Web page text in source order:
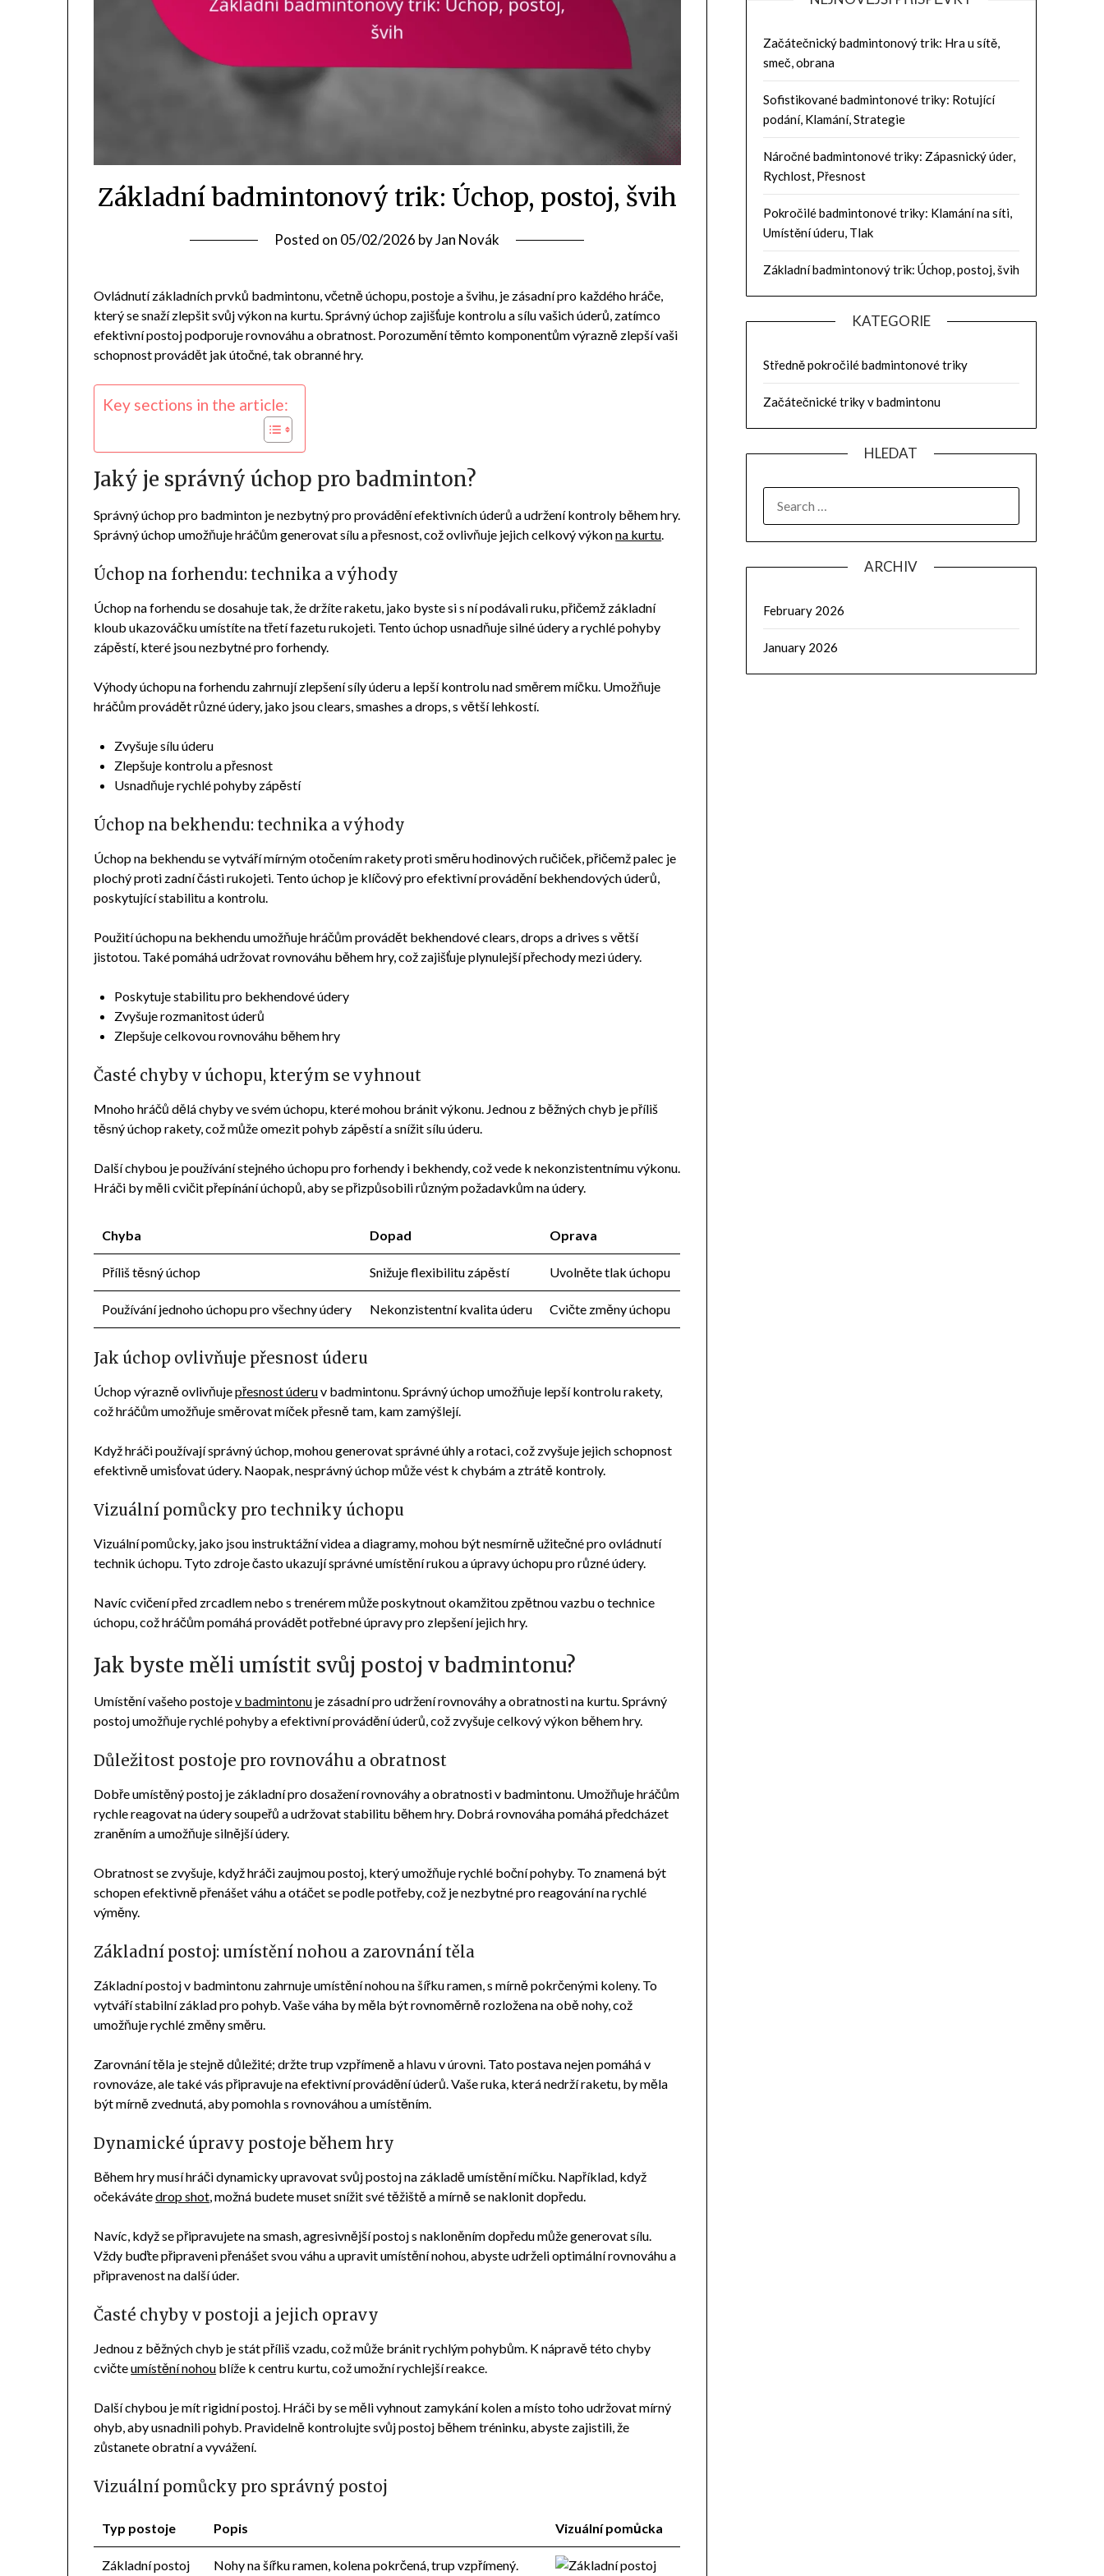
Základní badmintonový trik: Úchop, postoj, švih
Posted on 05/02/2026 byJan Novák
Ovládnutí základních prvků badmintonu, včetně úchopu, postoje a švihu, je zásadní pro každého hráče,
který se snaží zlepšit svůj výkon na kurtu. Správný úchop zajišťuje kontrolu a sílu vašich úderů, zatímco
efektivní postoj podporuje rovnováhu a obratnost. Porozumění těmto komponentům výrazně zlepší vaši
schopnost provádět jak útočné, tak obranné hry.
Key sections in the article:
Jaký je správný úchop pro badminton?
Správný úchop pro badminton je nezbytný pro provádění efektivních úderů a udržení kontroly během hry.
Správný úchop umožňuje hráčům generovat sílu a přesnost, což ovlivňuje jejich celkový výkonna kurtu
Úchop na forhendu: technika a výhody
Úchop na forhendu se dosahuje tak, že držíte raketu, jako byste si s ní podávali ruku, přičemž základní
kloub ukazováčku umístíte na třetí fazetu rukojeti. Tento úchop usnadňuje silné údery a rychlé pohyby
zápěstí, které jsou nezbytné pro forhendy.
Výhody úchopu na forhendu zahrnují zlepšení síly úderu a lepší kontrolu nad směrem míčku. Umožňuje
hráčům provádět různé údery, jako jsou clears, smashes a drops, s větší lehkostí.
Zvyšuje sílu úderu
Zlepšuje kontrolu a přesnost
Usnadňuje rychlé pohyby zápěstí
Úchop na bekhendu: technika a výhody
Úchop na bekhendu se vytváří mírným otočením rakety proti směru hodinových ručiček, přičemž palec je
plochý proti zadní části rukojeti. Tento úchop je klíčový pro efektivní provádění bekhendových úderů,
poskytující stabilitu a kontrolu.
Použití úchopu na bekhendu umožňuje hráčům provádět bekhendové clears, drops a drives s větší
jistotou. Také pomáhá udržovat rovnováhu během hry, což zajišťuje plynulejší přechody mezi údery.
Poskytuje stabilitu pro bekhendové údery
Zvyšuje rozmanitost úderů
Zlepšuje celkovou rovnováhu během hry
Časté chyby v úchopu, kterým se vyhnout
Mnoho hráčů dělá chyby ve svém úchopu, které mohou bránit výkonu. Jednou z běžných chyb je příliš
těsný úchop rakety, což může omezit pohyb zápěstí a snížit sílu úderu.
Další chybou je používání stejného úchopu pro forhendy i bekhendy, což vede k nekonzistentnímu výkonu.
Hráči by měli cvičit přepínání úchopů, aby se přizpůsobili různým požadavkům na údery.
Chyba Dopad Oprava
Příliš těsný úchop Snižuje flexibilitu zápěstí Uvolněte tlak úchopu
Používání jednoho úchopu pro všechny údery Nekonzistentní kvalita úderu Cvičte změny úchopu
Jak úchop ovlivňuje přesnost úderu
Úchop výrazně ovlivňujepřesnost úderuv badmintonu. Správný úchop umožňuje lepší kontrolu rakety,
což hráčům umožňuje směrovat míček přesně tam, kam zamýšlejí.
Když hráči používají správný úchop, mohou generovat správné úhly a rotaci, což zvyšuje jejich schopnost
efektivně umisťovat údery. Naopak, nesprávný úchop může vést k chybám a ztrátě kontroly.
Vizuální pomůcky pro techniky úchopu
Vizuální pomůcky, jako jsou instruktážní videa a diagramy, mohou být nesmírně užitečné pro ovládnutí
technik úchopu. Tyto zdroje často ukazují správné umístění rukou a úpravy úchopu pro různé údery.
Navíc cvičení před zrcadlem nebo s trenérem může poskytnout okamžitou zpětnou vazbu o technice
úchopu, což hráčům pomáhá provádět potřebné úpravy pro zlepšení jejich hry.
Jak byste měli umístit svůj postoj v badmintonu?
Umístění vašeho postojev badmintonu je zásadní pro udržení rovnováhy a obratnosti na kurtu. Správný
postoj umožňuje rychlé pohyby a efektivní provádění úderů, což zvyšuje celkový výkon během hry.
Důležitost postoje pro rovnováhu a obratnost
Dobře umístěný postoj je základní pro dosažení rovnováhy a obratnosti v badmintonu. Umožňuje hráčům
rychle reagovat na údery soupeřů a udržovat stabilitu během hry. Dobrá rovnováha pomáhá předcházet
zraněním a umožňuje silnější údery.
Obratnost se zvyšuje, když hráči zaujmou postoj, který umožňuje rychlé boční pohyby. To znamená být
schopen efektivně přenášet váhu a otáčet se podle potřeby, což je nezbytné pro reagování na rychlé
výměny.
Základní postoj: umístění nohou a zarovnání těla
Základní postoj v badmintonu zahrnuje umístění nohou na šířku ramen, s mírně pokrčenými koleny. To
vytváří stabilní základ pro pohyb. Vaše váha by měla být rovnoměrně rozložena na obě nohy, což
umožňuje rychlé změny směru.
Zarovnání těla je stejně důležité; držte trup vzpřímeně a hlavu v úrovni. Tato postava nejen pomáhá v
rovnováze, ale také vás připravuje na efektivní provádění úderů. Vaše ruka, která nedrží raketu, by měla
být mírně zvednutá, aby pomohla s rovnováhou a umístěním.
Dynamické úpravy postoje během hry
Během hry musí hráči dynamicky upravovat svůj postoj na základě umístění míčku. Například, když
očekávátedrop shot , možná budete muset snížit své těžiště a mírně se naklonit dopředu.
Navíc, když se připravujete na smash, agresivnější postoj s nakloněním dopředu může generovat sílu.
Vždy buďte připraveni přenášet svou váhu a upravit umístění nohou, abyste udrželi optimální rovnováhu a
připravenost na další úder.
Časté chyby v postoji a jejich opravy
Jednou z běžných chyb je stát příliš vzadu, což může bránit rychlým pohybům. K nápravě této chyby
cvičteumístění nohou blíže k centru kurtu, což umožní rychlejší reakce.
Další chybou je mít rigidní postoj. Hráči by se měli vyhnout zamykání kolen a místo toho udržovat mírný
ohyb, aby usnadnili pohyb. Pravidelně kontrolujte svůj postoj během tréninku, abyste zajistili, že
zůstanete obratní a vyvážení.
Vizuální pomůcky pro správný postoj
Typ postoje Popis Vizuální pomůcka
Základní postoj Nohy na šířku ramen, kolena pokrčená, trup vzpřímený.
Začátečnický badmintonový trik: Hra u sítě,
smeč, obrana
Sofistikované badmintonové triky: Rotující
podání, Klamání, Strategie
Náročné badmintonové triky: Zápasnický úder,
Rychlost, Přesnost
Pokročilé badmintonové triky: Klamání na síti,
Umístění úderu, Tlak
Základní badmintonový trik: Úchop, postoj, švih
KATEGORIE
Středně pokročilé badmintonové triky
Začátečnické triky v badmintonu
HLEDAT
FOR:
ARCHIV
February 2026
January 2026